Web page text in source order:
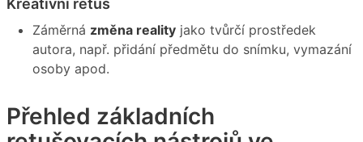
Kreativní retuš
Záměrná změna reality jako tvůrčí prostředek
autora, např. přidání předmětu do snímku, vymazání
osoby apod.
Přehled základních